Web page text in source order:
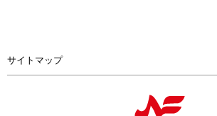
サイトマップ